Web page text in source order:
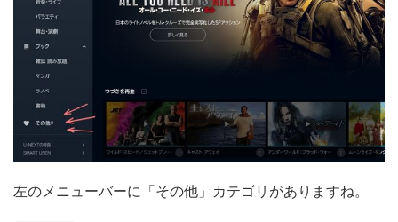
左のメニューバーに「その他」カテゴリがありますね。